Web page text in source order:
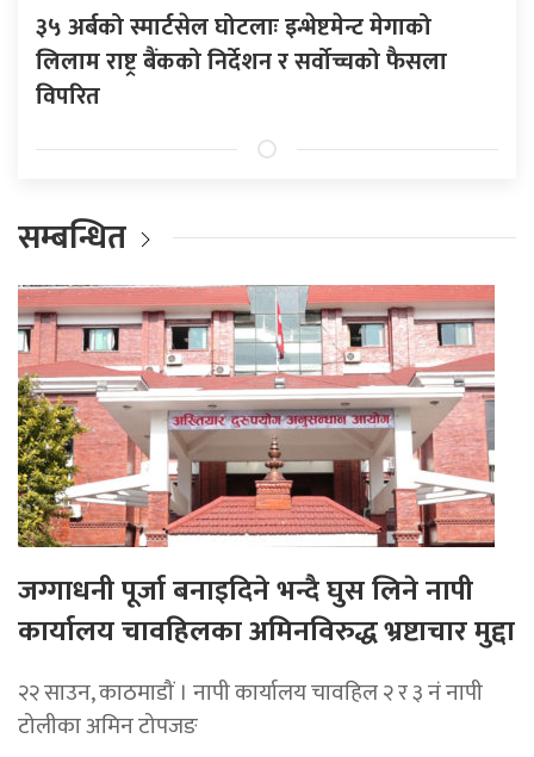
३५ अर्बको स्मार्टसेल घोटलाः इन्भेष्टमेन्ट मेगाको
लिलाम राष्ट्र बैंकको निर्देशन र सर्वोच्चको फैसला
विपरित
सम्बन्धित
जग्गाधनी पूर्जा बनाइदिने भन्दै घुस लिने नापी
कार्यालय चावहिलका अमिनविरुद्ध भ्रष्टाचार मुद्दा
२२ साउन, काठमाडौं । नापी कार्यालय चावहिल २ र ३ नं नापी
टोलीका अमिन टोपजङ